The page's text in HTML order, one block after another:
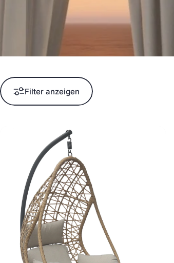
Filter anzeigen